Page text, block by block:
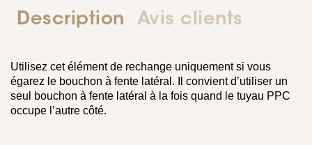
Description Avis clients
Utilisez cet élément de rechange uniquement si vous
égarez le bouchon à fente latéral. Il convient d’utiliser un
seul bouchon à fente latéral à la fois quand le tuyau PPC
occupe l’autre côté.